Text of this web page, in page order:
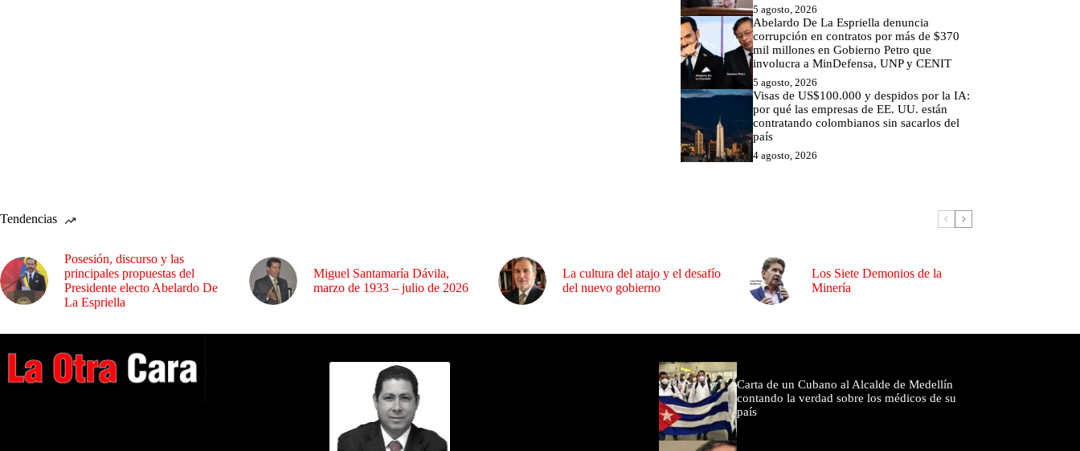
5 agosto, 2026
Abelardo De La Espriella denuncia
corrupción en contratos por más de $370
mil millones en Gobierno Petro que
involucra a MinDefensa, UNP y CENIT
5 agosto, 2026
Visas de US$100.000 y despidos por la IA:
por qué las empresas de EE. UU. están
contratando colombianos sin sacarlos del
país
4 agosto, 2026
Tendencias
Posesión, discurso y las
principales propuestas del
Presidente electo Abelardo De
La Espriella
Miguel Santamaría Dávila,
marzo de 1933 – julio de 2026
La cultura del atajo y el desafío
del nuevo gobierno
Los Siete Demonios de la
Minería
Carta de un Cubano al Alcalde de Medellín
contando la verdad sobre los médicos de su
país